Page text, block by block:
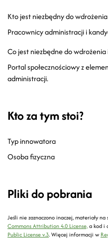
Kto jest niezbędny do
Pracownicy administracji i
Co jest niezbędne do wdrożenia
Portal społecznościowy z
administracji.
Kto za tym stoi?
Typ innowatora
Osoba fizyczna
Pliki do pobrania
Jeśli nie zaznaczono inaczej, materiały
Commons Attribution 4.0 License,a kod i
Public License v.3.Więcej informacji w